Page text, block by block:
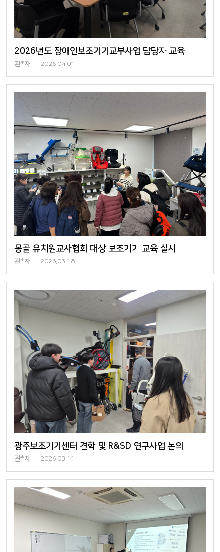
2026년도 장애인보조기기교부사업 담당자 교육
관*자 2026.04.01
몽골 유치원교사협회 대상 보조기기 교육 실시
관*자 2026.03.18
광주보조기기센터 견학 및 R&SD 연구사업 논의
관*자 2026.03.11